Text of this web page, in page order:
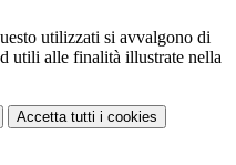
utilizzati si avvalgono di
utili alle finalità illustrate nella
Accetta tutti i cookies